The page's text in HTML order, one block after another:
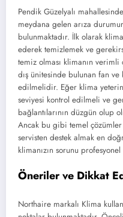
Pendik Güzelyalı
meydana gelen arıza
bulunmaktadır. İlk olarak
ederek temizlemek ve
temiz olması klimanın verimli
dış ünitesinde bulunan fan
edilmelidir. Eğer klima
seviyesi kontrol edilmeli ve
bağlantılarının düzgün olup
Ancak bu gibi temel
servisten destek almak en
klimanızın sorunu
Öneriler ve Dikkat
Northaire markalı Klima